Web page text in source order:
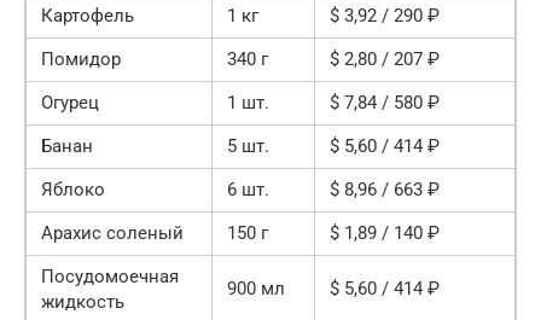
Картофель
1 кг
$ 3,92 / 290 ₽
Помидор
340 г
$ 2,80 / 207 ₽
Огурец
1 шт.
$ 7,84 / 580 ₽
Банан
5 шт.
$ 5,60 / 414 ₽
Яблоко
6 шт.
$ 8,96 / 663 ₽
Арахис соленый
150 г
$ 1,89 / 140 ₽
Посудомоечная
жидкость
900 мл $ 5,60 / 414 ₽